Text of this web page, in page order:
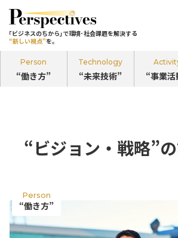
｢ビジネスのちから｣で環境･社会課題を解決する
“新しい視点”を。
Person
“働き方”
Technology
“未来技術” “事業活
記事カテゴリ
“働き方” のPerspectives
Technology
“未来技術”
｢ビジネスのちから｣で環境･社会課題を解決する
“新しい視点”を。
“ビジョン・戦略”
Person
“働き方”